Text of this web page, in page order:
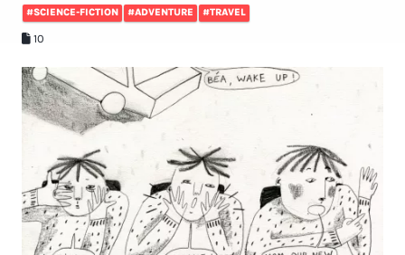
#SCIENCE-FICTION #ADVENTURE #TRAVEL
10